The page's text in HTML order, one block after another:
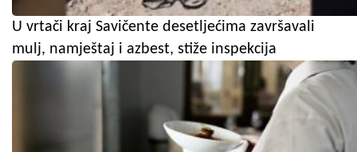
U vrtači kraj Savičente desetljećima završavali
mulj, namještaj i azbest, stiže inspekcija